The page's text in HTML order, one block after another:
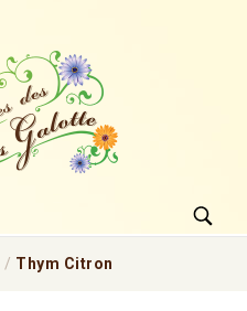
/ Thym Citron